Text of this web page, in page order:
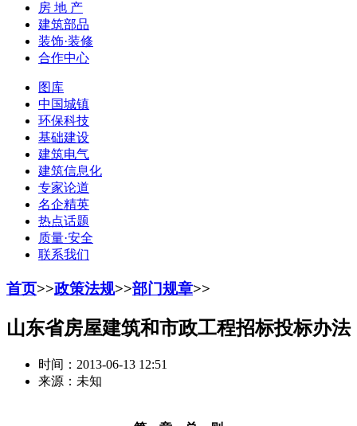
房 地 产
建筑部品
装饰·装修
合作中心
图库
中国城镇
环保科技
基础建设
建筑电气
建筑信息化
专家论道
名企精英
热点话题
质量·安全
联系我们
首页>>政策法规>>部门规章>>
山东省房屋建筑和市政工程招标投标办法
时间：2013-06-13 12:51
来源：未知